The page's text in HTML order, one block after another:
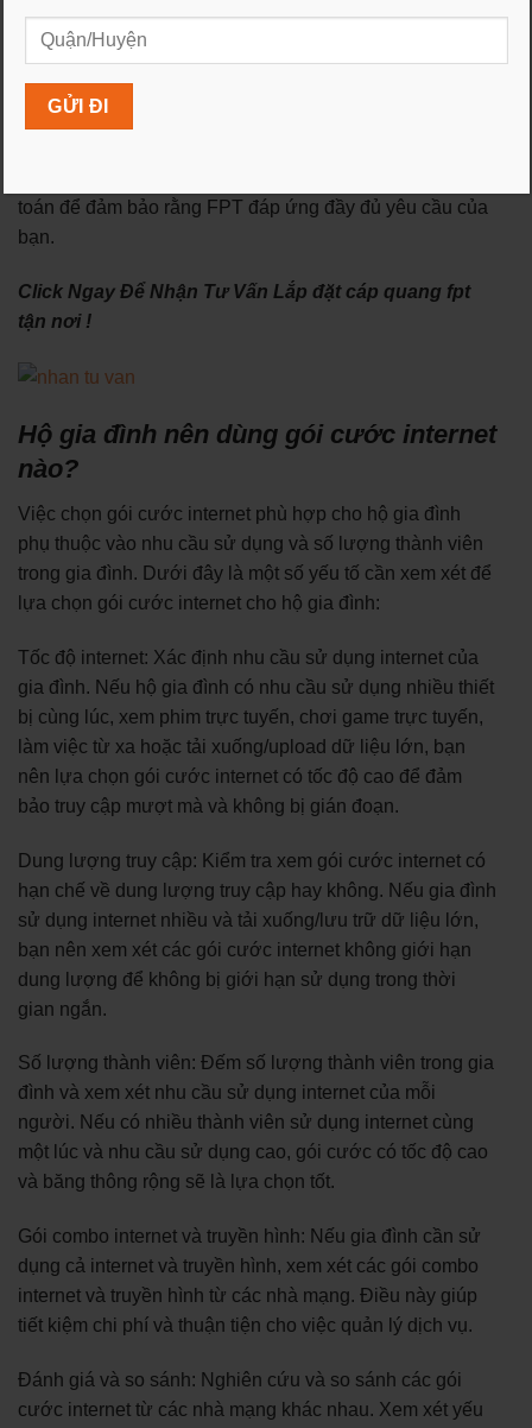
tặng quà hoặc các gói dịch vụ bổ sung.
Tuy nhiên, để đưa ra quyết định cuối cùng, bạn nên xem
xét nhu cầu sử dụng cá nhân, vị trí địa lý và các yếu tố
toán để đảm bảo rằng FPT đáp ứng đầy đủ yêu cầu của
bạn.
Click Ngay Để Nhận Tư Vấn Lắp đặt cáp quang fpt
tận nơi !
Hộ gia đình nên dùng gói cước internet
nào?
Việc chọn gói cước internet phù hợp cho hộ gia đình
phụ thuộc vào nhu cầu sử dụng và số lượng thành viên
trong gia đình. Dưới đây là một số yếu tố cần xem xét để
lựa chọn gói cước internet cho hộ gia đình:
Tốc độ internet: Xác định nhu cầu sử dụng internet của
gia đình. Nếu hộ gia đình có nhu cầu sử dụng nhiều thiết
bị cùng lúc, xem phim trực tuyến, chơi game trực tuyến,
làm việc từ xa hoặc tải xuống/upload dữ liệu lớn, bạn
nên lựa chọn gói cước internet có tốc độ cao để đảm
bảo truy cập mượt mà và không bị gián đoạn.
Dung lượng truy cập: Kiểm tra xem gói cước internet có
hạn chế về dung lượng truy cập hay không. Nếu gia đình
sử dụng internet nhiều và tải xuống/lưu trữ dữ liệu lớn,
bạn nên xem xét các gói cước internet không giới hạn
dung lượng để không bị giới hạn sử dụng trong thời
gian ngắn.
Số lượng thành viên: Đếm số lượng thành viên trong gia
đình và xem xét nhu cầu sử dụng internet của mỗi
người. Nếu có nhiều thành viên sử dụng internet cùng
một lúc và nhu cầu sử dụng cao, gói cước có tốc độ cao
và băng thông rộng sẽ là lựa chọn tốt.
Gói combo internet và truyền hình: Nếu gia đình cần sử
dụng cả internet và truyền hình, xem xét các gói combo
internet và truyền hình từ các nhà mạng. Điều này giúp
tiết kiệm chi phí và thuận tiện cho việc quản lý dịch vụ.
Đánh giá và so sánh: Nghiên cứu và so sánh các gói
cước internet từ các nhà mạng khác nhau. Xem xét yếu